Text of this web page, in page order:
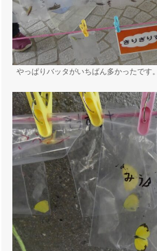
やっぱりバッタがいちばん多かったです。